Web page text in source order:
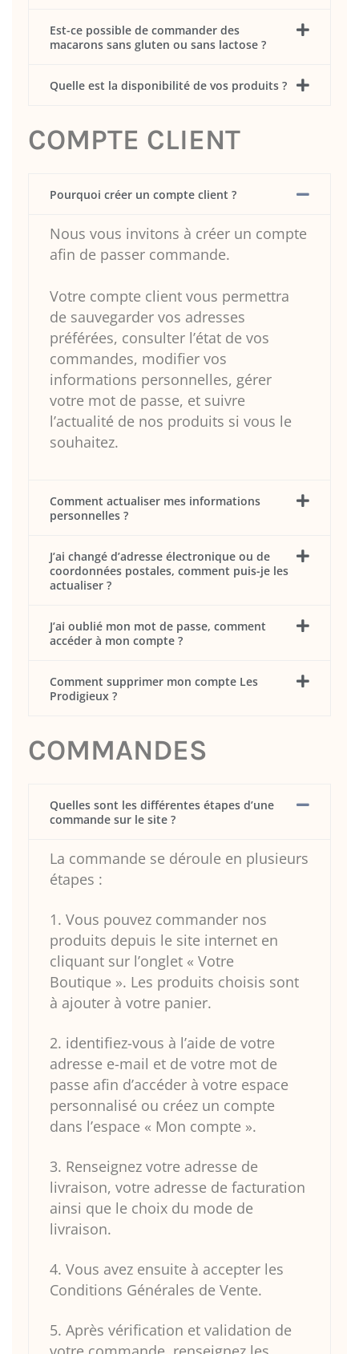
Est-ce possible de commander des
macarons sans gluten ou sans lactose ?
Quelle est la disponibilité de vos produits ?
COMPTE CLIENT
Pourquoi créer un compte client ?
Nous vous invitons à créer un compte
afin de passer commande.
Votre compte client vous permettra
de sauvegarder vos adresses
préférées, consulter l’état de vos
commandes, modifier vos
informations personnelles, gérer
votre mot de passe, et suivre
l’actualité de nos produits si vous le
souhaitez.
Comment actualiser mes informations
personnelles ?
J’ai changé d’adresse électronique ou de
coordonnées postales, comment puis-je les
actualiser ?
J’ai oublié mon mot de passe, comment
accéder à mon compte ?
Comment supprimer mon compte Les
Prodigieux ?
COMMANDES
Quelles sont les différentes étapes d’une
commande sur le site ?
La commande se déroule en plusieurs
étapes :
1. Vous pouvez commander nos
produits depuis le site internet en
cliquant sur l’onglet « Votre
Boutique ». Les produits choisis sont
à ajouter à votre panier.
2. identifiez-vous à l’aide de votre
adresse e-mail et de votre mot de
passe afin d’accéder à votre espace
personnalisé ou créez un compte
dans l’espace « Mon compte ».
3. Renseignez votre adresse de
livraison, votre adresse de facturation
ainsi que le choix du mode de
livraison.
4. Vous avez ensuite à accepter les
Conditions Générales de Vente.
5. Après vérification et validation de